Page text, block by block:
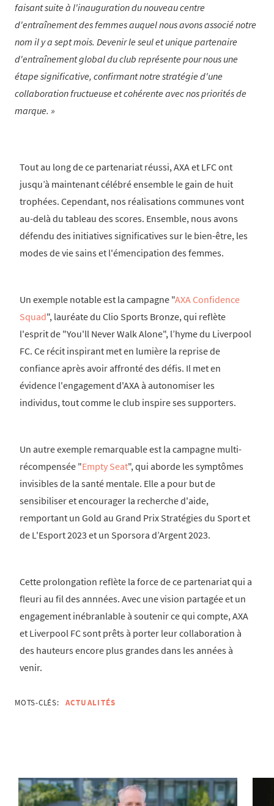
faisant suite à l'inauguration du nouveau centre
d'entraînement des femmes auquel nous avons associé notre
nom il y a sept mois. Devenir le seul et unique partenaire
d'entraînement global du club représente pour nous une
étape significative, confirmant notre stratégie d'une
collaboration fructueuse et cohérente avec nos priorités de
marque.
Tout au long de ce partenariat réussi, AXA et LFC ont
jusqu’à maintenant célébré ensemble le gain de huit
trophées. Cependant, nos réalisations communes vont
au-delà du tableau des scores. Ensemble, nous avons
défendu des initiatives significatives sur le bien-être, les
modes de vie sains et l'émencipation des femmes.
Un exemple notable est la campagne "AXA Confidence
Squad", lauréate du Clio Sports Bronze, qui reflète
l'esprit de "You'll Never Walk Alone", l’hyme du Liverpool
FC. Ce récit inspirant met en lumière la reprise de
confiance après avoir affronté des défis. Il met en
évidence l'engagement d'AXA à autonomiser les
individus, tout comme le club inspire ses supporters.
Un autre exemple remarquable est la campagne multi-
récompensée "Empty Seat", qui aborde les symptômes
invisibles de la santé mentale. Elle a pour but de
sensibiliser et encourager la recherche d'aide,
remportant un Gold au Grand Prix Stratégies du Sport et
de L'Esport 2023 et un Sporsora d’Argent 2023.
Cette prolongation reflète la force de ce partenariat qui a
fleuri au fil des annnées. Avec une vision partagée et un
engagement inébranlable à soutenir ce qui compte, AXA
et Liverpool FC sont prêts à porter leur collaboration à
des hauteurs encore plus grandes dans les années à
venir.
MOTS-CLÉS: ACTUALITÉS